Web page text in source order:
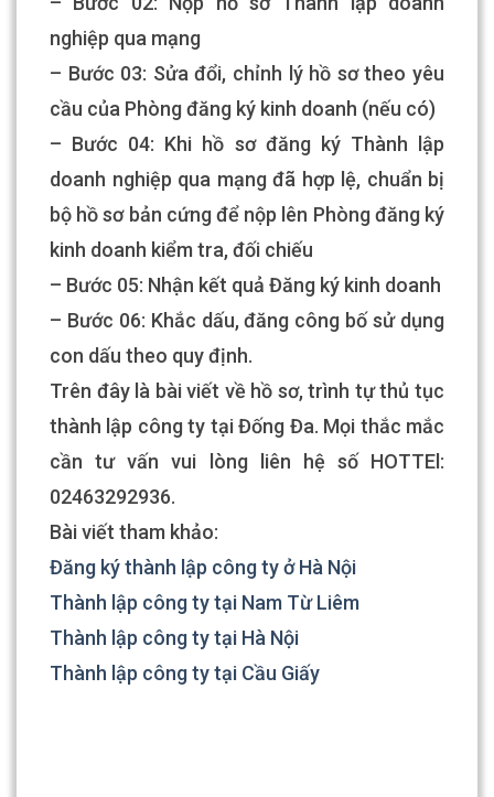
nghiệp qua mạng
– Bước 03: Sửa đổi, chỉnh lý hồ sơ theo yêu
cầu của Phòng đăng ký kinh doanh (nếu có)
– Bước 04: Khi hồ sơ đăng ký Thành lập
doanh nghiệp qua mạng đã hợp lệ, chuẩn bị
bộ hồ sơ bản cứng để nộp lên Phòng đăng ký
kinh doanh kiểm tra, đối chiếu
– Bước 05: Nhận kết quả Đăng ký kinh doanh
– Bước 06: Khắc dấu, đăng công bố sử dụng
con dấu theo quy định.
Trên đây là bài viết về hồ sơ, trình tự thủ tục
thành lập công ty tại Đống Đa. Mọi thắc mắc
cần tư vấn vui lòng liên hệ số HOTTEl:
02463292936.
Bài viết tham khảo:
Đăng ký thành lập công ty ở Hà Nội
Thành lập công ty tại Nam Từ Liêm
Thành lập công ty tại Hà Nội
Thành lập công ty tại Cầu Giấy